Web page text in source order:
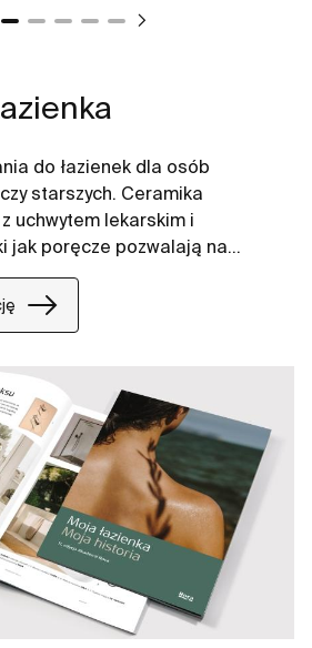
do łazienek dla osób
starszych. Ceramika
uchwytem lekarskim i
jak poręcze pozwalają na
przestrzeni na długie lata.